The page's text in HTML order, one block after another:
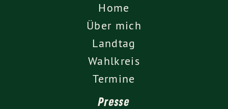
Home
Über mich
Landtag
Wahlkreis
Termine
Presse